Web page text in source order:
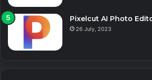
Pixelcut AI Photo
26 July, 2023